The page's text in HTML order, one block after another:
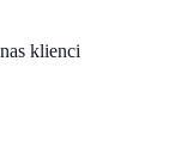
klienci